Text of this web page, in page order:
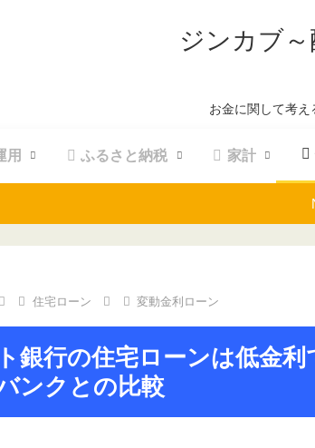
ジンカブ
お金に関して考え
用 ふるさと納税 家計
住宅ローン 変動金利ローン
銀行の住宅ローンは低金利
ンクとの比較